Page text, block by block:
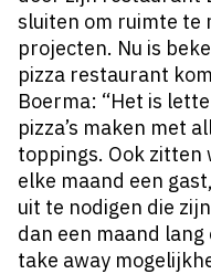
sluiten om ruimte te
projecten. Nu is
pizza restaurant
Boerma: “Het is
pizza’s maken met
toppings. Ook zitten
elke maand een
uit te nodigen die
dan een maand
take away